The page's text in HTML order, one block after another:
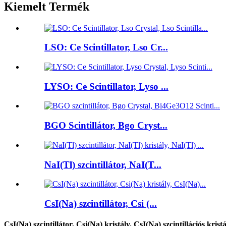
Kiemelt Termék
LSO: Ce Scintillator, Lso Cr...
LYSO: Ce Scintillator, Lyso ...
BGO Scintillátor, Bgo Cryst...
NaI(Tl) szcintillátor, NaI(T...
CsI(Na) szcintillátor, Csi (...